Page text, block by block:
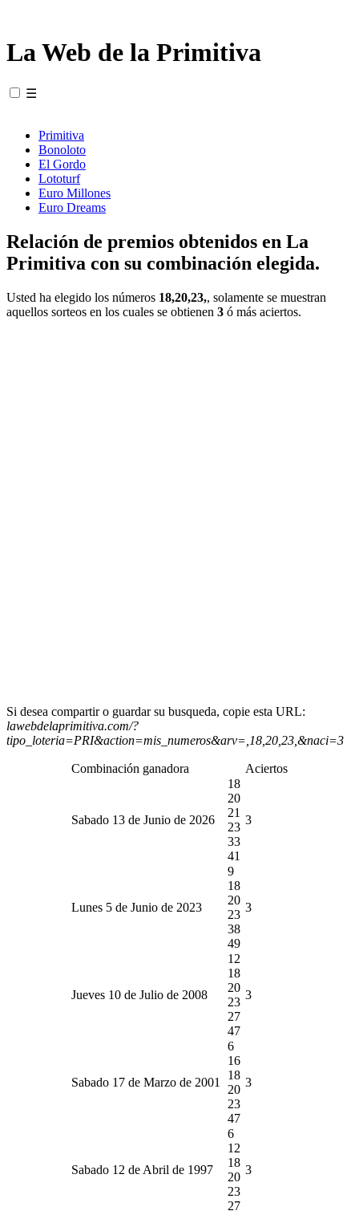
La Web de la Primitiva
☰
Primitiva
Bonoloto
El Gordo
Lototurf
Euro Millones
Euro Dreams
Relación de premios obtenidos en La
Primitiva con su combinación elegida.
Usted ha elegido los números 18,20,23,, solamente se muestran
aquellos sorteos en los cuales se obtienen 3 ó más aciertos.
Si desea compartir o guardar su busqueda, copie esta URL:
lawebdelaprimitiva.com/?
tipo_loteria=PRI&action=mis_numeros&arv=,18,20,23,&naci=3
Combinación ganadora Aciertos
Sabado 13 de Junio de 2026
18
20
21
23
33
41
3
Lunes 5 de Junio de 2023
9
18
20
23
38
49
3
Jueves 10 de Julio de 2008
12
18
20
23
27
47
3
Sabado 17 de Marzo de 2001
6
16
18
20
23
47
3
Sabado 12 de Abril de 1997
6
12
18
20
23
27
3